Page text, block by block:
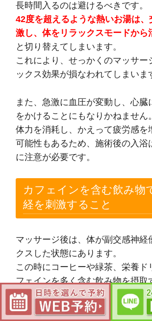
長時間入るのは避けるべきです。
42度を超えるような熱いお湯は、
激し、体をリラックスモードから
と切り替えてしまいます。
これにより、せっかくのマッサー
ックス効果が損なわれてしまいま
また、急激に血圧が変動し、心臓
をかけることにもなりかねません。
体力を消耗し、かえって疲労感を
可能性もあるため、施術後の入浴
に注意が必要です。
カフェインを含む飲み物
経を刺激すること
マッサージ後は、体が副交感神経
クスした状態にあります。
この時にコーヒーや緑茶、栄養ド
フェインを多く含む飲み物を摂取
神経が刺激され、体が興奮状態に
ます。